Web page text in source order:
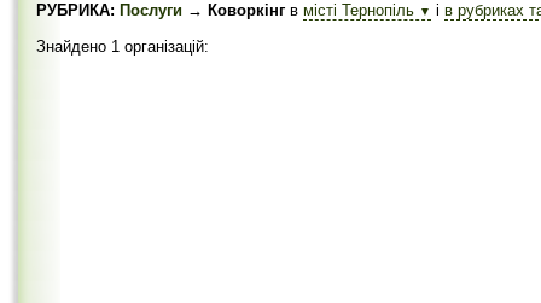
РУБРИКА: Послуги → Коворкінг в місті Тернопіль ▼ і в рубриках
Знайдено 1 організацій: